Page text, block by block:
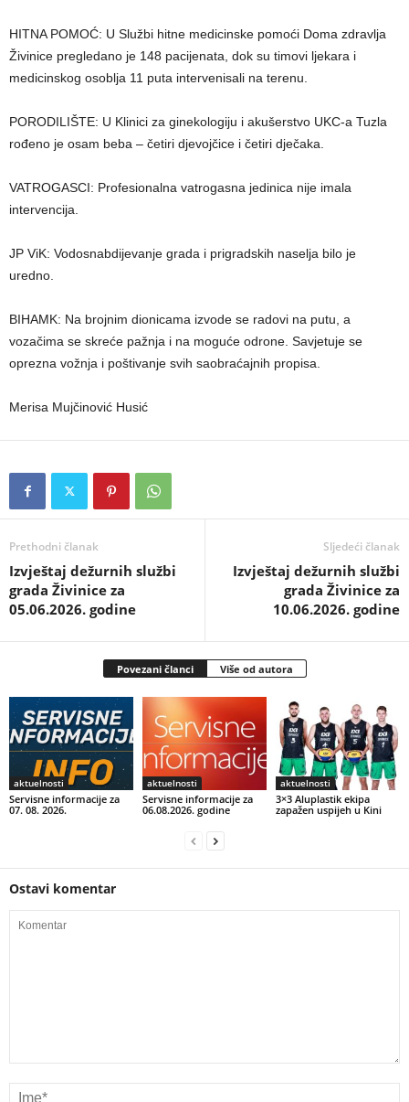
HITNA POMOĆ: U Službi hitne medicinske pomoći Doma zdravlja
Živinice pregledano je 148 pacijenata, dok su timovi ljekara i
medicinskog osoblja 11 puta intervenisali na terenu.
PORODILIŠTE: U Klinici za ginekologiju i akušerstvo UKC-a Tuzla
rođeno je osam beba – četiri djevojčice i četiri dječaka.
VATROGASCI: Profesionalna vatrogasna jedinica nije imala
intervencija.
JP ViK: Vodosnabdijevanje grada i prigradskih naselja bilo je
uredno.
BIHAMK: Na brojnim dionicama izvode se radovi na putu, a
vozačima se skreće pažnja i na moguće odrone. Savjetuje se
oprezna vožnja i poštivanje svih saobraćajnih propisa.
Merisa Mujčinović Husić
Prethodni članak
Izvještaj dežurnih službi
grada Živinice za
05.06.2026. godine
Sljedeći članak
Izvještaj dežurnih službi
grada Živinice za
10.06.2026. godine
Povezani članci Više od autora
aktuelnosti
Servisne informacije za
07. 08. 2026.
aktuelnosti
Servisne informacije za
06.08.2026. godine
aktuelnosti
3×3 Aluplastik ekipa
zapažen uspijeh u Kini
Ostavi komentar